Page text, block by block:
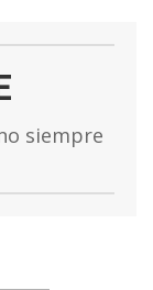
siempre